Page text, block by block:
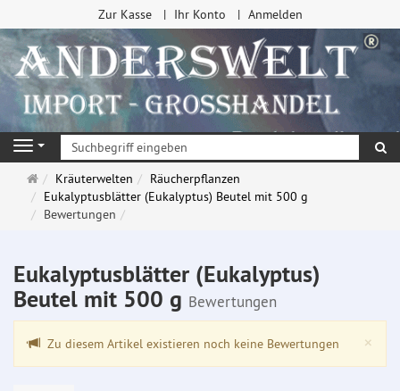
Zur Kasse Ihr Konto Anmelden
Navigation
Startseite
Kräuterwelten
Räucherpflanzen
Eukalyptusblätter (Eukalyptus) Beutel mit 500 g
Bewertungen
Eukalyptusblätter (Eukalyptus)
Beutel mit 500 g Bewertungen
×
Zu diesem Artikel existieren noch keine Bewertungen